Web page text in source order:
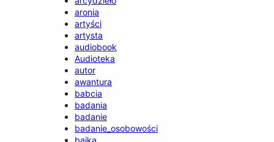
aronia
artyści
artysta
audiobook
Audioteka
autor
awantura
babcia
badania
badanie
badanie_osobowości
bajka